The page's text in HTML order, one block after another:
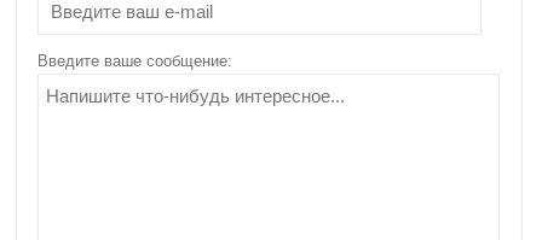
для организма
человека
Введите ваше сообщение: